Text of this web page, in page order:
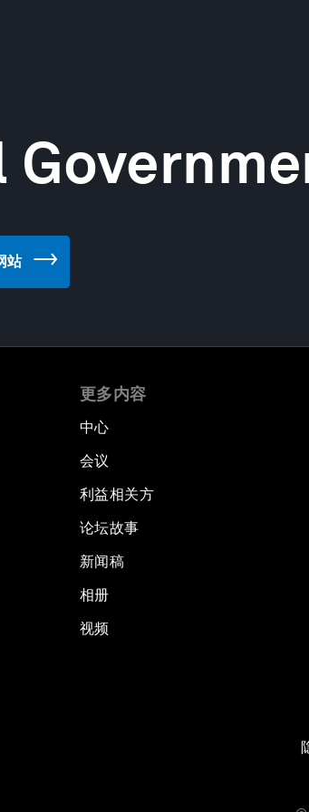
站
更多内容
中心
会议
利益相关方
论坛故事
新闻稿
相册
视频